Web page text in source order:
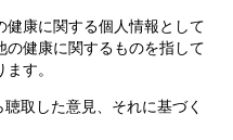
康に関する個人情報として
の健康に関するものを指して
す。
取した意見、それに基づく